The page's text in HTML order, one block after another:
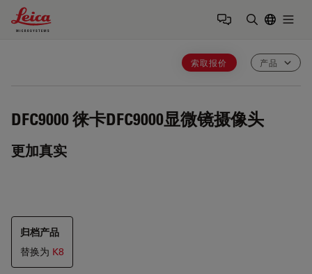
Leica Microsystems Logo
索取报价 产品
DFC9000徕卡DFC9000显微镜摄像头
更加真实
归档产品
替换为 K8